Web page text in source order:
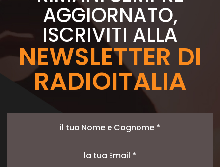
AGGIORNATO,
ISCRIVITI ALLA
NEWSLETTER DI
RADIOITALIA